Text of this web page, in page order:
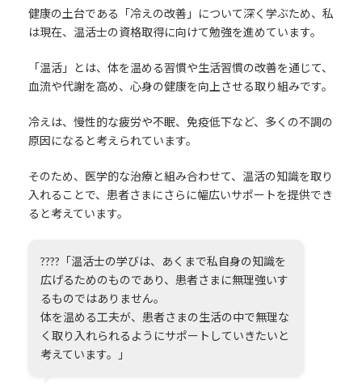
健康の土台である「冷えの改善」について深く学ぶため、私
は現在、温活士の資格取得に向けて勉強を進めています。
「温活」とは、体を温める習慣や生活習慣の改善を通じて、
血流や代謝を高め、心身の健康を向上させる取り組みです。
冷えは、慢性的な疲労や不眠、免疫低下など、多くの不調の
原因になると考えられています。
そのため、医学的な治療と組み合わせて、温活の知識を取り
入れることで、患者さまにさらに幅広いサポートを提供でき
ると考えています。
????「温活士の学びは、あくまで私自身の知識を
広げるためのものであり、患者さまに無理強いす
るものではありません。
体を温める工夫が、患者さまの生活の中で無理な
く取り入れられるようにサポートしていきたいと
考えています。」